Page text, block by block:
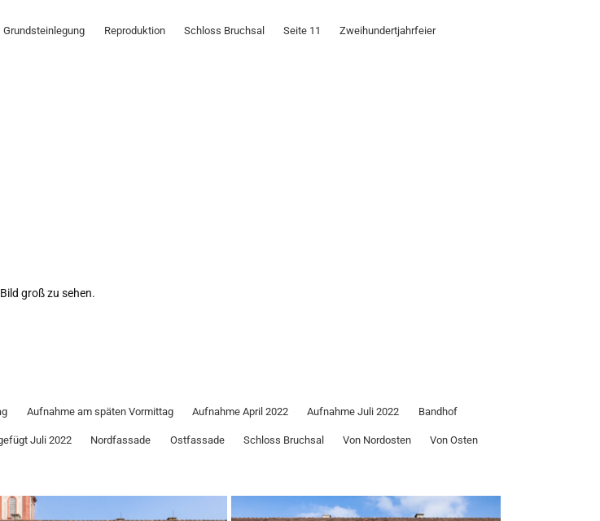
Grundsteinlegung Reproduktion Schloss Bruchsal Seite 11 Zweihundertjahrfeier
groß zu sehen.
Aufnahme am späten Vormittag Aufnahme April 2022 Aufnahme Juli 2022 Bandhof
Juli 2022 Nordfassade Ostfassade Schloss Bruchsal Von Nordosten Von Osten